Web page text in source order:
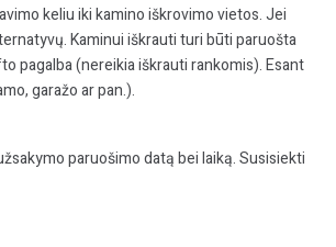
keliu iki kamino iškrovimo vietos. Jei
Kaminui iškrauti turi būti paruošta
pagalba (nereikia iškrauti rankomis). Esant
garažo ar pan.).
paruošimo datą bei laiką. Susisiekti